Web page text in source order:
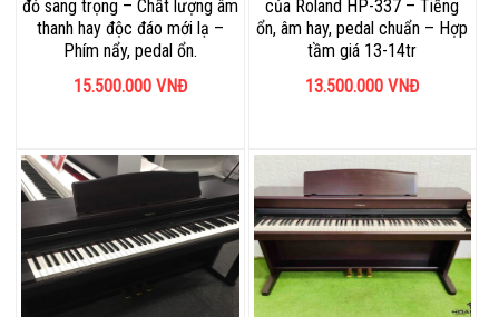
đỏ sang trọng – Chất lượng âm
thanh hay độc đáo mới lạ –
Phím nẩy, pedal ổn.
15.500.000 VNĐ
của Roland HP-337 – Tiếng
ổn, âm hay, pedal chuẩn – Hợp
tầm giá 13-14tr
13.500.000 VNĐ